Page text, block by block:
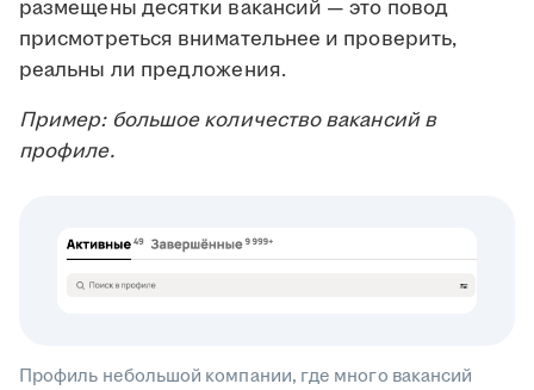
размещены десятки вакансий — это повод
присмотреться внимательнее и проверить,
реальны ли предложения.
Пример: большое количество вакансий в
профиле.
Профиль небольшой компании, где много вакансий